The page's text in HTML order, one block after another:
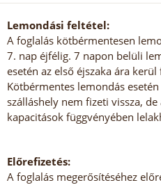
Lemondási feltétel:
A foglalás kötbérmentesen
7. nap éjfélig. 7 napon belüli
esetén az első éjszaka ára
Kötbérmentes lemondás
szálláshely nem fizeti vissza,
kapacitások függvényében
Előrefizetés:
A foglalás megerősítéséhez